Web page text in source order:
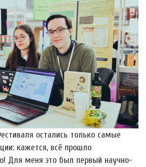
остались только самые
кажется, всё прошло
Для меня это был первый научно-